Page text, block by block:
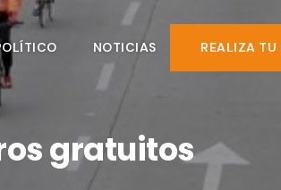
NOTICIAS REALIZA TU
gratuitos